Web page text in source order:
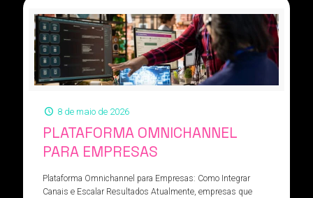
8 de maio de 2026
PLATAFORMA OMNICHANNEL
PARA EMPRESAS
Plataforma Omnichannel para Empresas: Como Integrar
Canais e Escalar Resultados Atualmente, empresas que